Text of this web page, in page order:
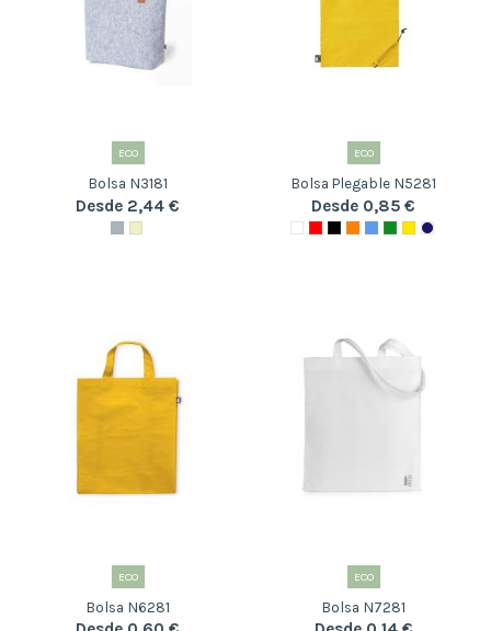
ECO
Bolsa N3181
Desde 2,44 €
ECO
Bolsa Plegable N5281
Desde 0,85 €
ECO
Bolsa N6281
ECO
Bolsa N7281